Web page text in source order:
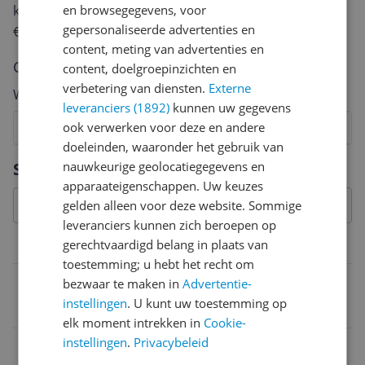
Specificaties
Belangrijkste kenmerken
4000896035724
keuze te maken én maak je iedere maand kans op
€250,-!
Klik hier voor de actievoorwaarden.
Cijfer
Welk cijfer geef jij dit product?
8
7
6
5
4
3
2
en browsegegevens, voor
gepersonaliseerde advertenties en
content, meting van advertenties en
content, doelgroepinzichten en
verbetering van diensten. Externe
leveranciers (1892) kunnen uw gegevens
ook verwerken voor deze en andere
doeleinden, waaronder het gebruik van
nauwkeurige geolocatiegegevens en
apparaateigenschappen. Uw keuzes
gelden alleen voor deze website. Sommige
leveranciers kunnen zich beroepen op
gerechtvaardigd belang in plaats van
toestemming; u hebt het recht om
bezwaar te maken inAdvertentie-
instellingen. U kunt uw toestemming op
elk moment intrekken in Cookie-
instellingen. Privacybeleid